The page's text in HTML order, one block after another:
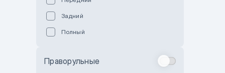
Задний
Полный
Праворульные